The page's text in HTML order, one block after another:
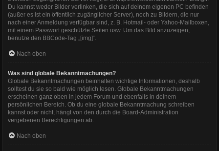
Du kannst weder Bilder verlinken, die sich auf deinem eigenen PC befinden
(außer es ist ein öffentlich zugänglicher Server), noch zu Bildern, die nur
nach einer Anmeldung verfügbar sind, z. B. Hotmail- oder Yahoo-Mailboxen,
mit einem Passwort geschützte Seiten usw. Um das Bild anzuzeigen,
benutze den BBCode-Tag „[img]“.
Nach oben
Was sind globale Bekanntmachungen?
Globale Bekanntmachungen beinhalten wichtige Informationen, deshalb
solltest du sie so bald wie möglich lesen. Globale Bekanntmachungen
erscheinen ganz oben in jedem Forum und ebenfalls in deinem
persönlichen Bereich. Ob du eine globale Bekanntmachung schreiben
kannst oder nicht, hängt von den durch die Board-Administration
vergebenen Berechtigungen ab.
Nach oben